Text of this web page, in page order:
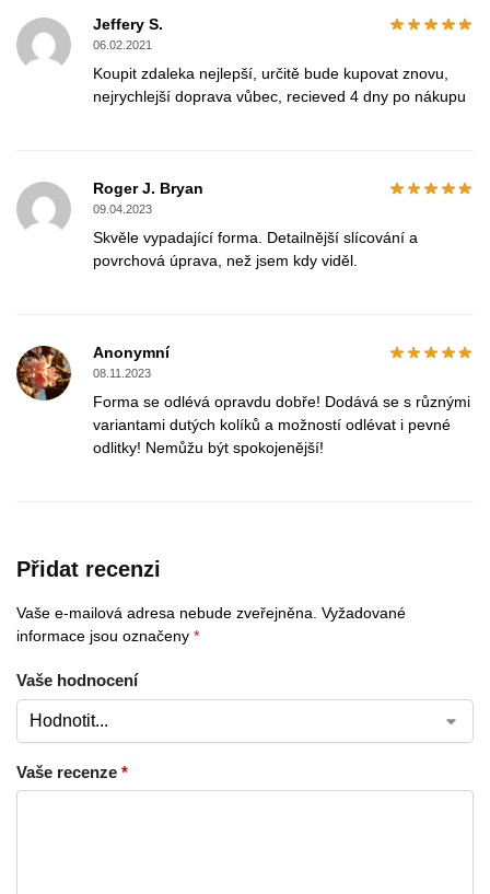
Jeffery S.
06.02.2021
Koupit zdaleka nejlepší, určitě bude kupovat znovu,
nejrychlejší doprava vůbec, recieved 4 dny po nákupu
Roger J. Bryan
09.04.2023
Skvěle vypadající forma. Detailnější slícování a
povrchová úprava, než jsem kdy viděl.
Anonymní
08.11.2023
Forma se odlévá opravdu dobře! Dodává se s různými
variantami dutých kolíků a možností odlévat i pevné
odlitky! Nemůžu být spokojenější!
Přidat recenzi
Vaše e-mailová adresa nebude zveřejněna. Vyžadované
informace jsou označeny *
Vaše hodnocení
Vaše recenze *